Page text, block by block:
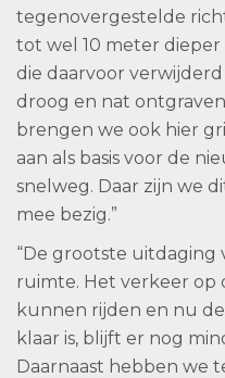
tegenovergestelde
tot wel 10 meter
die daarvoor
droog en nat
brengen we ook hier
aan als basis voor de
snelweg. Daar zijn we
mee bezig.”
“De grootste
ruimte. Het verkeer op
kunnen rijden en nu
klaar is, blijft er nog
Daarnaast hebben we